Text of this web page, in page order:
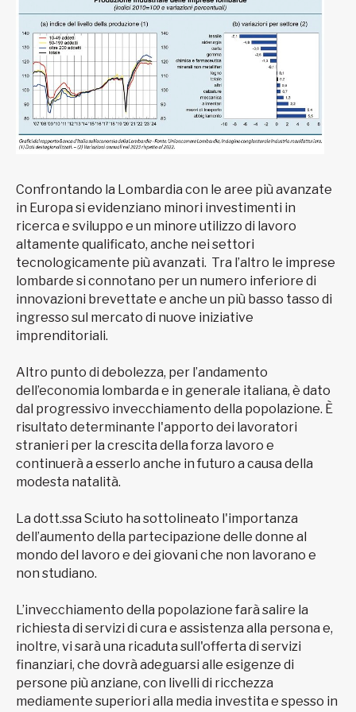
Confrontando la Lombardia con le aree più avanzate
in Europa si evidenziano minori investimenti in
ricerca e sviluppo e un minore utilizzo di lavoro
altamente qualificato, anche nei settori
tecnologicamente più avanzati. Tra l’altro le imprese
lombarde si connotano per un numero inferiore di
innovazioni brevettate e anche un più basso tasso di
ingresso sul mercato di nuove iniziative
imprenditoriali.
Altro punto di debolezza, per l’andamento
dell’economia lombarda e in generale italiana, è dato
dal progressivo invecchiamento della popolazione. È
risultato determinante l'apporto dei lavoratori
stranieri per la crescita della forza lavoro e
continuerà a esserlo anche in futuro a causa della
modesta natalità.
La dott.ssa Sciuto ha sottolineato l'importanza
dell’aumento della partecipazione delle donne al
mondo del lavoro e dei giovani che non lavorano e
non studiano.
L’invecchiamento della popolazione farà salire la
richiesta di servizi di cura e assistenza alla persona e,
inoltre, vi sarà una ricaduta sull'offerta di servizi
finanziari, che dovrà adeguarsi alle esigenze di
persone più anziane, con livelli di ricchezza
mediamente superiori alla media investita e spesso in